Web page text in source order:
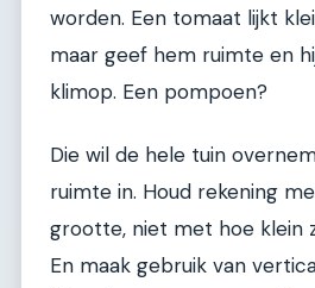
worden. Een tomaat lijkt
maar geef hem ruimte en
klimop. Een pompoen?
Die wil de hele tuin
ruimte in. Houd rekening
grootte, niet met hoe klein
En maak gebruik van